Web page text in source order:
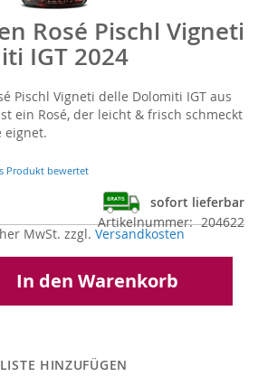
Rosé Pischl Vigneti
IGT 2024
Pischl Vigneti delle Dolomiti IGT aus
ein Rosé, der leicht & frisch schmeckt
eignet.
Produkt bewertet
sofort lieferbar
Artikelnummer
204622
MwSt. zzgl. Versandkosten
In den Warenkorb
HINZUFÜGEN